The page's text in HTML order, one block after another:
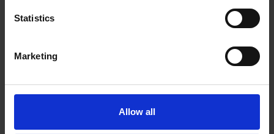
Statistics
Marketing
Allow all